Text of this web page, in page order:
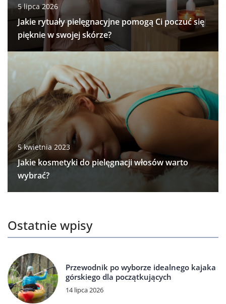
5 lipca 2026
Jakie rytuały pielęgnacyjne pomogą Ci poczuć się
pięknie w swojej skórze?
5 kwietnia 2023
Jakie kosmetyki do pielęgnacji włosów warto
wybrać?
Ostatnie wpisy
Przewodnik po wyborze idealnego kajaka
górskiego dla początkujących
14 lipca 2026